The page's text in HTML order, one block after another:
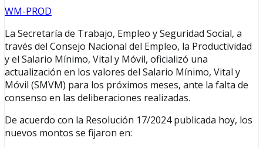
WM-PROD
La Secretaría de Trabajo, Empleo y Seguridad Social, a
través del Consejo Nacional del Empleo, la Productividad
y el Salario Mínimo, Vital y Móvil, oficializó una
actualización en los valores del Salario Mínimo, Vital y
Móvil (SMVM) para los próximos meses, ante la falta de
consenso en las deliberaciones realizadas.
De acuerdo con la Resolución 17/2024 publicada hoy, los
nuevos montos se fijaron en: